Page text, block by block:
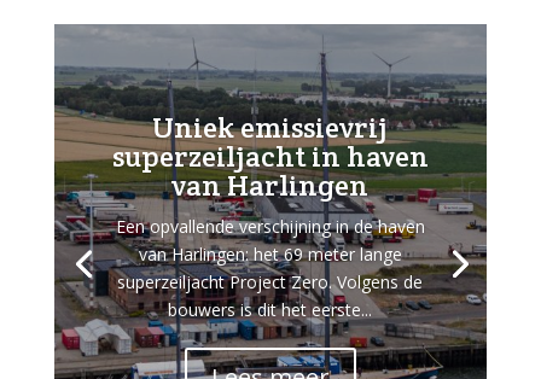
Uniek emissievrij
superzeiljacht in haven
van Harlingen
Een opvallende verschijning in de haven
van Harlingen: het 69 meter lange
superzeiljacht Project Zero. Volgens de
bouwers is dit het eerste...